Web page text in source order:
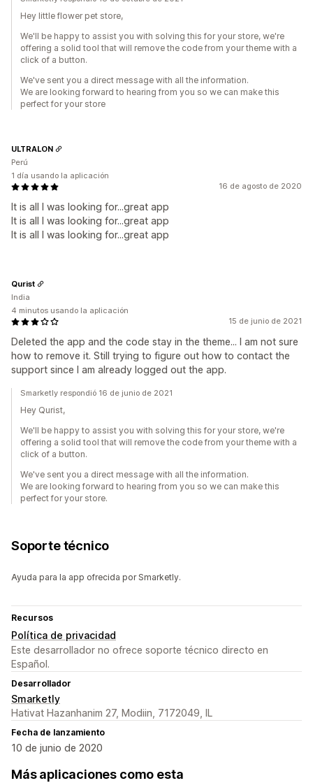
Hey little flower pet store,
We'll be happy to assist you with solving this for your store, we're
offering a solid tool that will remove the code from your theme with a
click of a button.
We've sent you a direct message with all the information.
We are looking forward to hearing from you so we can make this
perfect for your store
16 de agosto de 2020
It is all I was looking for...great app
It is all I was looking for...great app
It is all I was looking for...great app
ULTRALON
Perú
1 día usando la aplicación
15 de junio de 2021
Deleted the app and the code stay in the theme... I am not sure
how to remove it. Still trying to figure out how to contact the
support since I am already logged out the app.
Qurist
India
4 minutos usando la aplicación
Smarketly respondió 16 de junio de 2021
Hey Qurist,
We'll be happy to assist you with solving this for your store, we're
offering a solid tool that will remove the code from your theme with a
click of a button.
We've sent you a direct message with all the information.
We are looking forward to hearing from you so we can make this
perfect for your store.
Soporte técnico
Ayuda para la app ofrecida por Smarketly.
Recursos
Política de privacidad
Este desarrollador no ofrece soporte técnico directo en
Español.
Desarrollador
Smarketly
Hativat Hazanhanim 27, Modiin, 7172049, IL
Fecha de lanzamiento
10 de junio de 2020
Más aplicaciones como esta